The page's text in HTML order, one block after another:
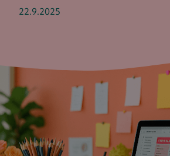
22.9.2025